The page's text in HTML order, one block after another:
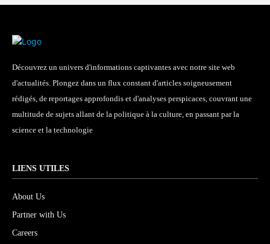
Découvrez un univers d'informations captivantes avec notre site web
d'actualités. Plongez dans un flux constant d'articles soigneusement
rédigés, de reportages approfondis et d'analyses perspicaces, couvrant une
multitude de sujets allant de la politique à la culture, en passant par la
science et la technologie
LIENS UTILES
About Us
Partner with Us
Careers